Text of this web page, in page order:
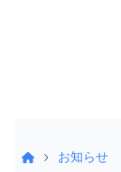
お知らせ